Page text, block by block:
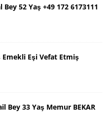
52 Yaş +49 172 6173111
Emekli Eşi Vefat Etmiş
Bey 33 Yaş Memur BEKAR